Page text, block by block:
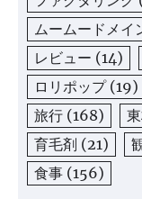
ムームードメイ
レビュー (14)
ロリポップ(19)
旅行 (168)
育毛剤 (21)
食事 (156)